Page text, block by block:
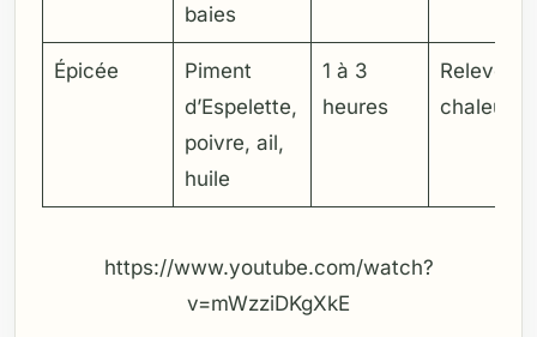
baies
Épicée
Piment
d’Espelette,
poivre, ail,
huile
1 à 3
heures
Relevé,
https://www.youtube.com/watch?
v=mWzziDKgXkE